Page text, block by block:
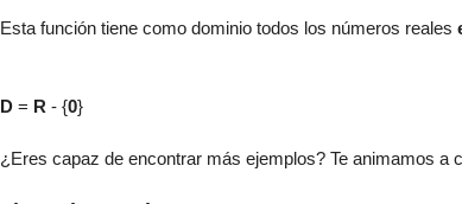
Esta función tiene como dominio todos los números reales
D = R - {0}
¿Eres capaz de encontrar más ejemplos? Te animamos a